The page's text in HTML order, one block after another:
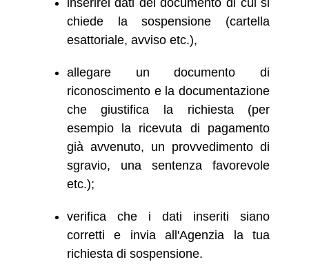
chiede la sospensione (cartella
esattoriale, avviso etc.),
allegare un documento di
riconoscimento e la documentazione
che giustifica la richiesta (per
esempio la ricevuta di pagamento
già avvenuto, un provvedimento di
sgravio, una sentenza favorevole
etc.);
verifica che i dati inseriti siano
corretti e invia all'Agenzia la tua
richiesta di sospensione.